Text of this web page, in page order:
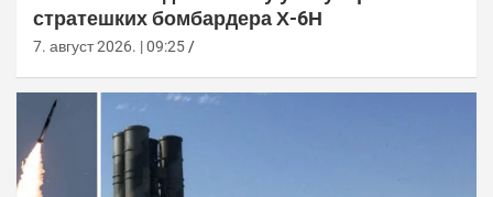
стратешких бомбардера Х-6Н
7. август 2026. | 09:25